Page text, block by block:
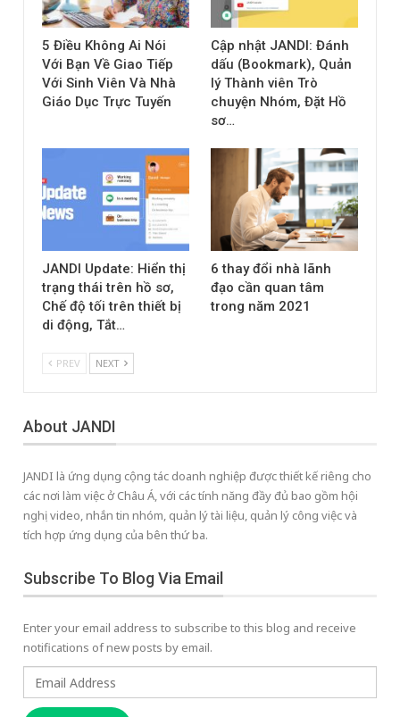
5 Điều Không Ai Nói
Với Bạn Về Giao Tiếp
Với Sinh Viên Và Nhà
Giáo Dục Trực Tuyến
Cập nhật JANDI: Đánh
dấu (Bookmark), Quản
lý Thành viên Trò
chuyện Nhóm, Đặt Hồ
sơ…
JANDI Update: Hiển thị
trạng thái trên hồ sơ,
Chế độ tối trên thiết bị
di động, Tắt…
6 thay đổi nhà lãnh
đạo cần quan tâm
trong năm 2021
PREV NEXT
About JANDI
JANDI là ứng dụng cộng tác doanh nghiệp được thiết kế riêng cho
các nơi làm việc ở Châu Á, với các tính năng đầy đủ bao gồm hội
nghị video, nhắn tin nhóm, quản lý tài liệu, quản lý công việc và
tích hợp ứng dụng của bên thứ ba.
Subscribe To Blog Via Email
Enter your email address to subscribe to this blog and receive
notifications of new posts by email.
Email
Address